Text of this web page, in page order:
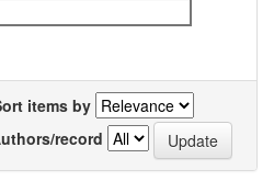
items by
record